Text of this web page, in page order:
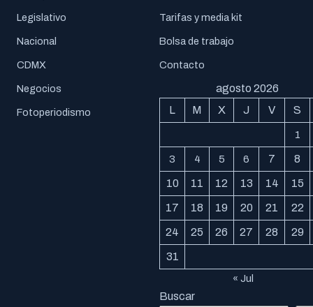
Legislativo
Nacional
CDMX
Negocios
Fotoperiodismo
Tarifas y media kit
Bolsa de trabajo
Contacto
agosto 2026
L
M X J V S
1
3 4 5 6 7 8
10 11 12 13 14 15
17 18 19 20 21 22
24 25 26 27 28 29
31
« Jul
Buscar